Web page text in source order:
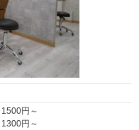
1500円～
1300円～